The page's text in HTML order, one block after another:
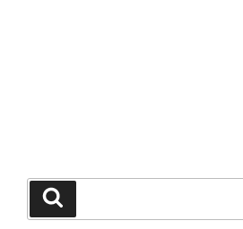
חיפוש